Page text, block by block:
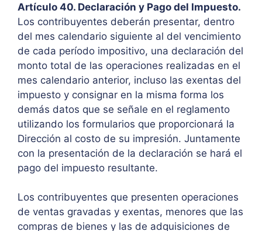
Artículo 40. Declaración y Pago del Impuesto.
Los contribuyentes deberán presentar, dentro
del mes calendario siguiente al del vencimiento
de cada período impositivo, una declaración del
monto total de las operaciones realizadas en el
mes calendario anterior, incluso las exentas del
impuesto y consignar en la misma forma los
demás datos que se señale en el reglamento
utilizando los formularios que proporcionará la
Dirección al costo de su impresión. Juntamente
con la presentación de la declaración se hará el
pago del impuesto resultante.
Los contribuyentes que presenten operaciones
de ventas gravadas y exentas, menores que las
compras de bienes y las de adquisiciones de